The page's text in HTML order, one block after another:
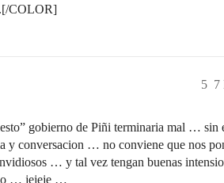
COLOR]
7
5
gobierno de Piñi terminaria mal … sin
y conversacion … no conviene que nos
… y tal vez tengan buenas
… jejeje …